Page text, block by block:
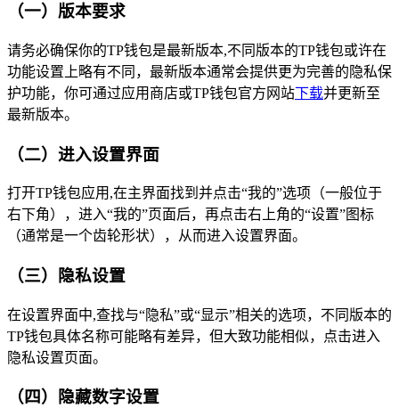
（一）版本要求
请务必确保你的TP钱包是最新版本,不同版本的TP钱包或许在
功能设置上略有不同，最新版本通常会提供更为完善的隐私保
护功能，你可通过应用商店或TP钱包官方网站下载并更新至
最新版本。
（二）进入设置界面
打开TP钱包应用,在主界面找到并点击“我的”选项（一般位于
右下角），进入“我的”页面后，再点击右上角的“设置”图标
（通常是一个齿轮形状），从而进入设置界面。
（三）隐私设置
在设置界面中,查找与“隐私”或“显示”相关的选项，不同版本的
TP钱包具体名称可能略有差异，但大致功能相似，点击进入
隐私设置页面。
（四）隐藏数字设置